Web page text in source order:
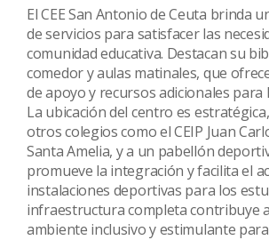
El CEE San Antonio de Ceuta brinda
de servicios para satisfacer las
comunidad educativa. Destacan su
comedor y aulas matinales, que
de apoyo y recursos adicionales para
La ubicación del centro es
otros colegios como el CEIP Juan
Santa Amelia, y a un pabellón
promueve la integración y facilita el
instalaciones deportivas para los
infraestructura completa contribuye
ambiente inclusivo y estimulante